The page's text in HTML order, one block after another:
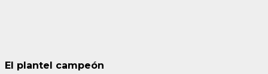
El plantel campeón